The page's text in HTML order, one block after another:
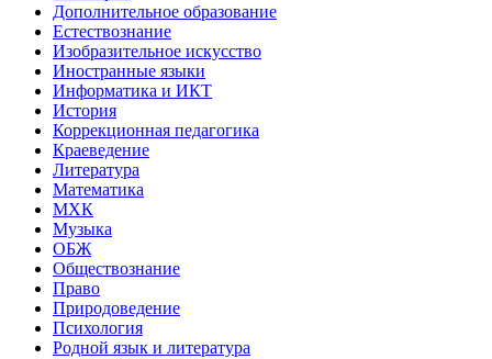
Дополнительное образование
Естествознание
Изобразительное искусство
Иностранные языки
Информатика и ИКТ
История
Коррекционная педагогика
Краеведение
Литература
Математика
МХК
Музыка
ОБЖ
Обществознание
Право
Природоведение
Психология
Родной язык и литература